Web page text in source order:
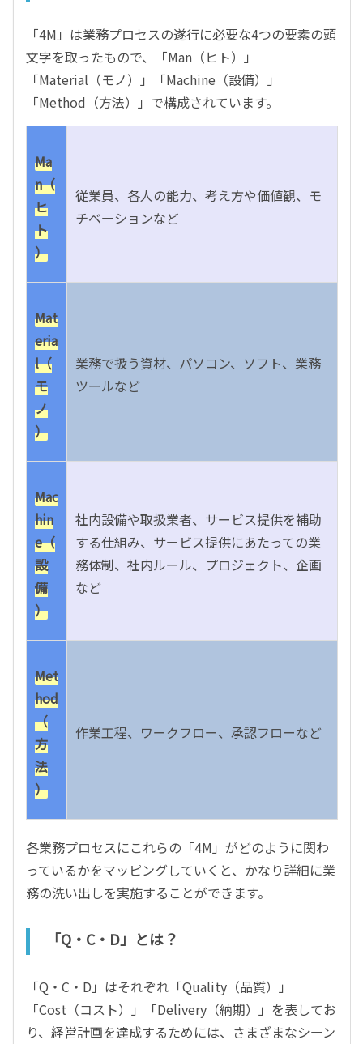
「4M」は業務プロセスの遂行に必要な4つの要素の頭
文字を取ったもので、「Man（ヒト）」
「Material（モノ）」「Machine（設備）」
「Method（方法）」で構成されています。
Ma
n（
ヒ
ト
）
従業員、各人の能力、考え方や価値観、モ
チベーションなど
Mat
eria
l（
モ
ノ
）
業務で扱う資材、パソコン、ソフト、業務
ツールなど
Mac
hin
e（
設
備
）
社内設備や取扱業者、サービス提供を補助
する仕組み、サービス提供にあたっての業
務体制、社内ルール、プロジェクト、企画
など
Met
hod
（
方
法
）
作業工程、ワークフロー、承認フローなど
各業務プロセスにこれらの「4M」がどのように関わ
っているかをマッピングしていくと、かなり詳細に業
務の洗い出しを実施することができます。
「Q・C・D」とは？
「Q・C・D」はそれぞれ「Quality（品質）」
「Cost（コスト）」「Delivery（納期）」を表してお
り、経営計画を達成するためには、さまざまなシーン